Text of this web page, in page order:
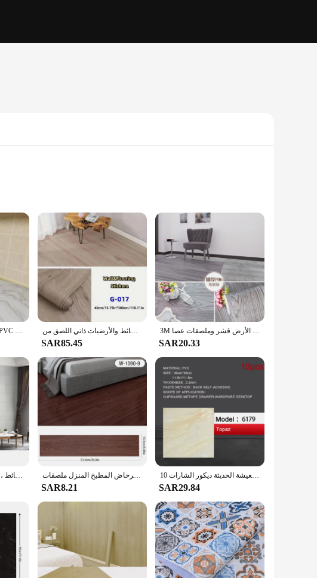
material ensures that your floors remain pristine and scratch-free,
to traditional. With a focus on practicality, our vinyl flooring is not
The vast array of patterns and colors available allows you to tailor
where moisture is a concern. Its lightweight nature and ease of
assured that our vinyl flooring will not only enhance your sales but also
المطبخ الأرضيات الفينيل PVC ملصقات جدار ملصقات مسطح منضدة (كونترتوب) من الرخام الحمام ذاتية اللصق خلفية مقاومة للمياه أرضية من الرخام غطاء بلاط ديكور للحائط والأرضيات ذاتي اللصق من SXP - ورقة فينيل بلاستيكية مستطيلة من الرخام والخشب للحبوب من أجل بسيط
SAR85.45
3M الخشب الحبوب الفينيل الطابق لفة ملصقات للماء ذاتية اللصق بلاط الأرضيات للمطبخ الحمام الأرض قشر وملصقات عصا
SAR20.33
ملصقات أرضية من الطوب من كلوريد البولي فينيل ذاتية اللصق مقاومة للماء ، رخام مقلد ، بلاط حائط ، ديكور حمام ، 30 × 30 ، 10 الخشب الحبوب لاصق أرضيات الشمال نمط احباط أسفل تكرار ذاتية اللصق مقاوم للماء لغرفة المعيشة المرحاض المطبخ المنزل ملصقات
SAR8.21
10 قطعة 30*30 سنتيمتر بولي كلوريد الفينيل تقليد الرخام ملصقات أرضية ذاتية اللصق ملصقات جدار مقاوم للماء الحمام غرفة المعيشة الحديثة ديكور الشارات
SAR29.84